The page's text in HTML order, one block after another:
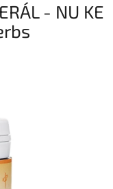
- NU KE